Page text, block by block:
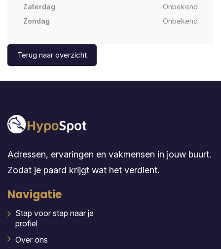
Zaterdag
Onbekend
Zondag
Onbekend
Terug naar overzicht
Adressen, ervaringen en vakmensen in jouw buurt.
Zodat je paard krijgt wat het verdient.
Navigatie
Stap voor stap naar je
profiel
Over ons